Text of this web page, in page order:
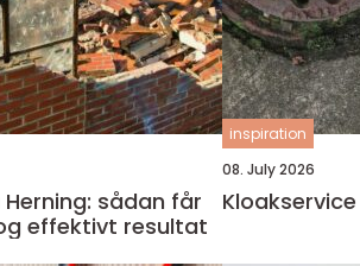
sådan får
effektivt resultat
inspiration
08. July 2026